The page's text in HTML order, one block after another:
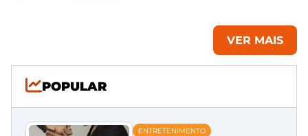
VER MAIS
POPULAR
ENTRETENIMENTO